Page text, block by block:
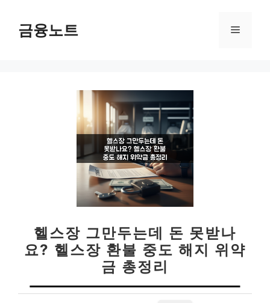
금융노트 메
헬스장 그만두는데 돈 못받나
요? 헬스장 환불 중도 해지 위약
금 총정리